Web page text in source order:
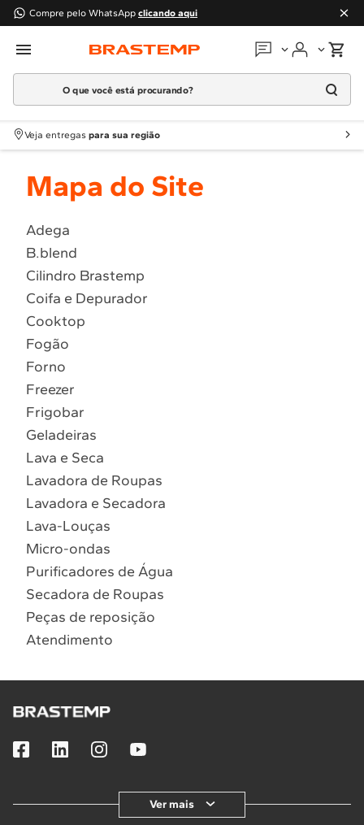
Compre pelo WhatsApp clicando aqui
Em que podemos
Atendimento Brastemp
Localizar assistência técnica
O que você está procurando?
Termos mais buscados
1º Geladeira
2
Fogao
4 º Lava Louça
5 º Cooktop
6º Microondas Brastemp
7º Forno
8º Embutir
9º Lava Seca
Veja entregas para sua região
Mapa do Site
Adega
B.blend
Cilindro Brastemp
Coifa e Depurador
Cooktop
Fogão
Forno
Freezer
Frigobar
Geladeiras
Lava e Seca
Lavadora de Roupas
Lavadora e Secadora
Lava-Louças
Micro-ondas
Purificadores de Água
Secadora de Roupas
Peças de reposição
Atendimento
Ver mais